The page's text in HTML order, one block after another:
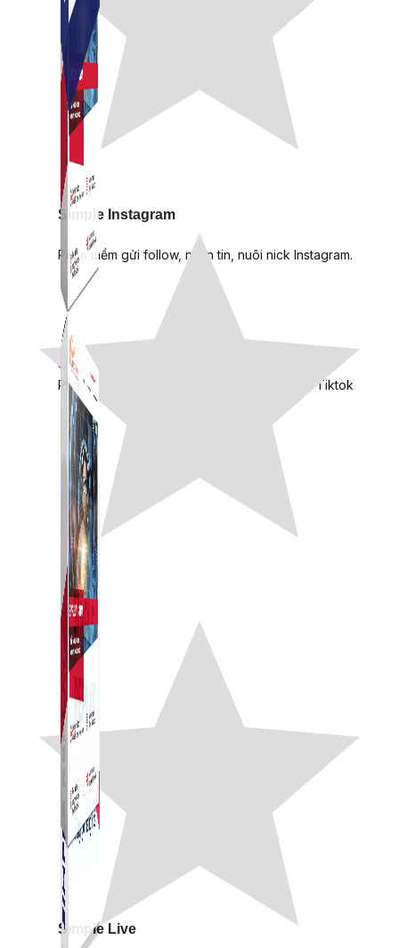
Simple Live
Phần mềm tạo kịch bản bình luận livestream Tiktok
Simple Instagram
Phần mềm gửi follow, nhắn tin, nuôi nick Instagram.
Simple Live